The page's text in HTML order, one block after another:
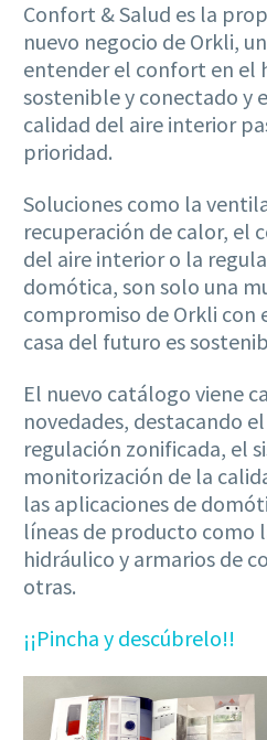
Confort & Salud es la
nuevo negocio de Orkli,
entender el confort en el
sostenible y conectado y
calidad del aire interior
prioridad.
Soluciones como la
recuperación de calor, el
del aire interior o la
domótica, son solo una
compromiso de Orkli con
casa del futuro es
El nuevo catálogo viene
novedades, destacando
regulación zonificada, el
monitorización de la
las aplicaciones de
líneas de producto como
hidráulico y armarios de
otras.
¡¡Pincha y descúbrelo!!